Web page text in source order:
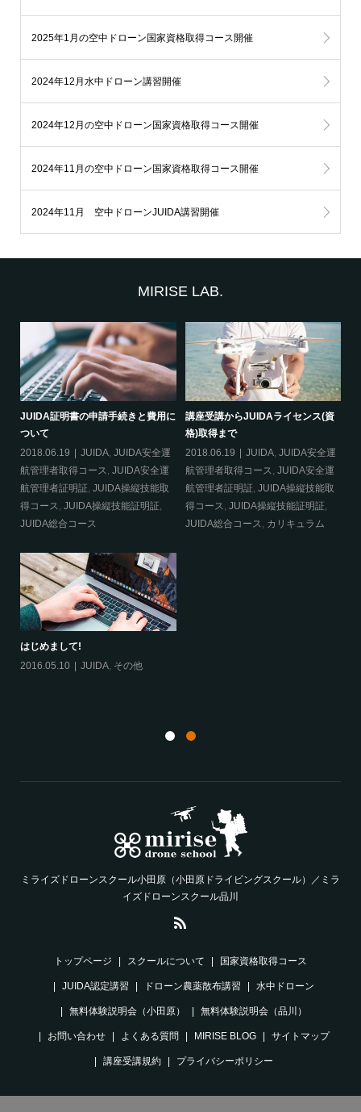
2025年1月の空中ドローン国家資格取得コース開催
2024年12月水中ドローン講習開催
2024年12月の空中ドローン国家資格取得コース開催
2024年11月の空中ドローン国家資格取得コース開催
2024年11月 空中ドローンJUIDA講習開催
MIRISE LAB.
JUIDA証明書の申請手続きと費用に
ついて
2018.06.19
JUIDA, JUIDA安全運
航管理者取得コース JUIDA安全運
航管理者証明証 JUIDA操縦技能取
得コース JUIDA操縦技能証明証
JUIDA総合コース
講座受講からJUIDAライセンス(資
格)取得まで
2018.06.19
JUIDA, JUIDA安全運
航管理者取得コース JUIDA安全運
航管理者証明証 JUIDA操縦技能取
得コース JUIDA操縦技能証明証
JUIDA総合コース
カリキュラム
はじめまして!
2016.05.10
JUIDA, その他
ミライズドローンスクール小田原（小田原ドライビングスクール）／ミラ
イズドローンスクール品川
トップページ スクールについて 国家資格取得コース
JUIDA認定講習 ドローン農薬散布講習 水中ドローン
無料体験説明会（小田原） 無料体験説明会（品川）
お問い合わせ よくある質問 MIRISE BLOG サイトマップ
講座受講規約 プライバシーポリシー